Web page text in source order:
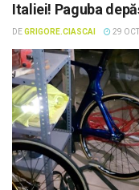
Italiei! Paguba
DEGRIGORE.CIASCAI 29